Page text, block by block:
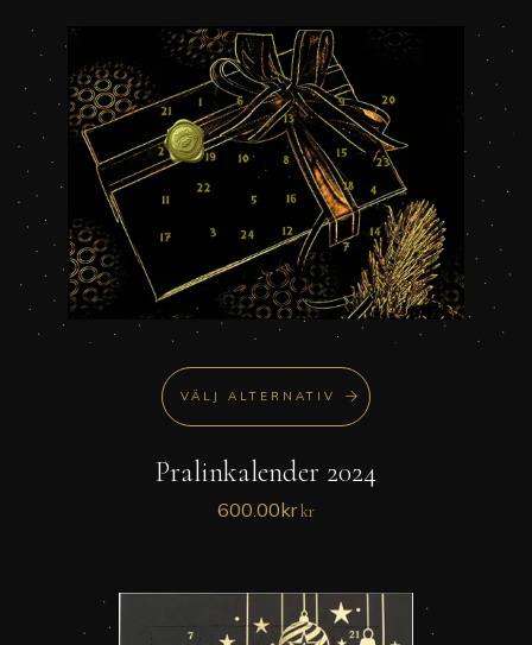
varianter.
De
olika
alternativen
kan
väljas
på
produktsidan
640.00kr
VÄLJ ALTERNATIV
Pralinkalender 2024
600.00krkr
Den
här